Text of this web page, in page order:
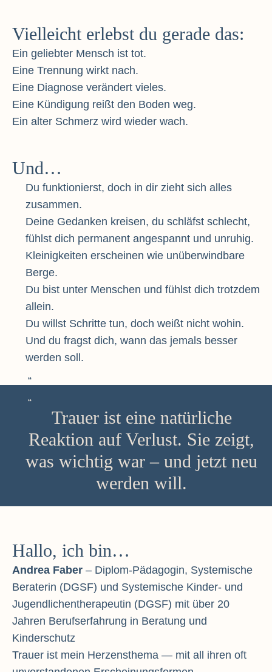
Vielleicht erlebst du gerade das:
Ein geliebter Mensch ist tot.
Eine Trennung wirkt nach.
Eine Diagnose verändert vieles.
Eine Kündigung reißt den Boden weg.
Ein alter Schmerz wird wieder wach.
Und…
Du funktionierst, doch in dir zieht sich alles
zusammen.
Deine Gedanken kreisen, du schläfst schlecht,
fühlst dich permanent angespannt und unruhig.
Kleinigkeiten erscheinen wie unüberwindbare
Berge.
Du bist unter Menschen und fühlst dich trotzdem
allein.
Du willst Schritte tun, doch weißt nicht wohin.
Und du fragst dich, wann das jemals besser
werden soll.
Trauer ist eine natürliche
Reaktion auf Verlust. Sie zeigt,
was wichtig war – und jetzt neu
werden will.
Hallo, ich bin…
Andrea Faber – Diplom-Pädagogin, Systemische
Beraterin (DGSF) und Systemische Kinder- und
Jugendlichentherapeutin (DGSF) mit über 20
Jahren Berufserfahrung in Beratung und
Kinderschutz
Trauer ist mein Herzensthema — mit all ihren oft